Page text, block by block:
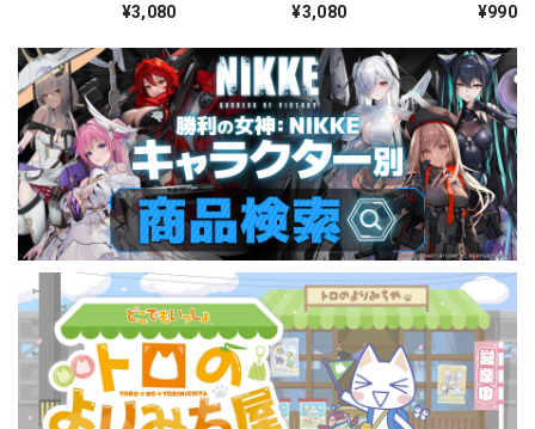
¥3,080
ハイブリッドフェイ
¥3,080
¥990